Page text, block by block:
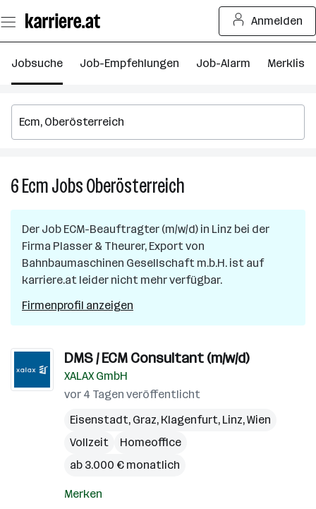
Seiteninhalt
springen
Anmelden
Jobsuche Job-Empfehlungen Job-Alarm Merkliste
6EcmJobsOberösterreich
in
Oberösterreich
Der Job ECM-Beauftragter (m/w/d) in Linz bei der
Firma Plasser & Theurer, Export von
Bahnbaumaschinen Gesellschaft m.b.H. ist auf
karriere.at leider nicht mehr verfügbar.
Firmenprofil anzeigen
DMS / ECM Consultant (m/w/d)
XALAX GmbH
vor 4 Tagen veröffentlicht
Eisenstadt, Graz, Klagenfurt, Linz,Wien
Vollzeit
Homeoffice
ab 3.000 € monatlich
Merken